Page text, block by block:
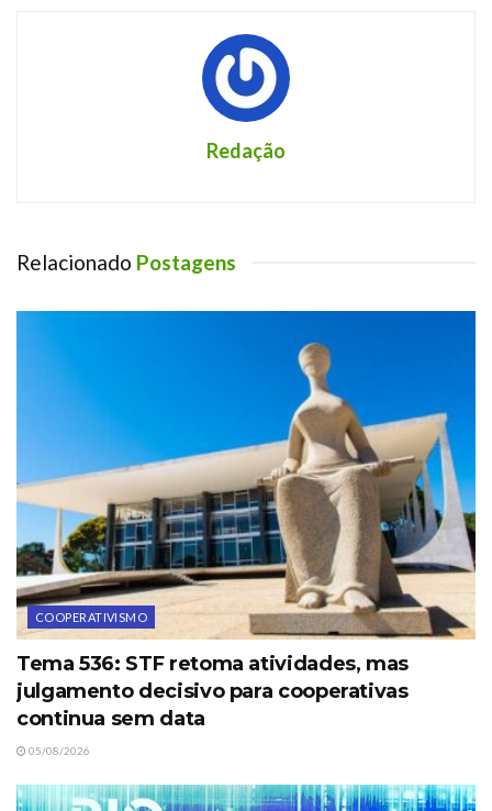
Redação
Relacionado Postagens
COOPERATIVISMO
Tema 536: STF retoma atividades, mas
julgamento decisivo para cooperativas
continua sem data
05/08/2026